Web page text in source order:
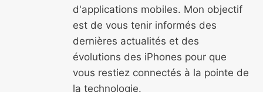
d'applications mobiles. Mon objectif
est de vous tenir informés des
dernières actualités et des
évolutions des iPhones pour que
vous restiez connectés à la pointe de
la technologie.